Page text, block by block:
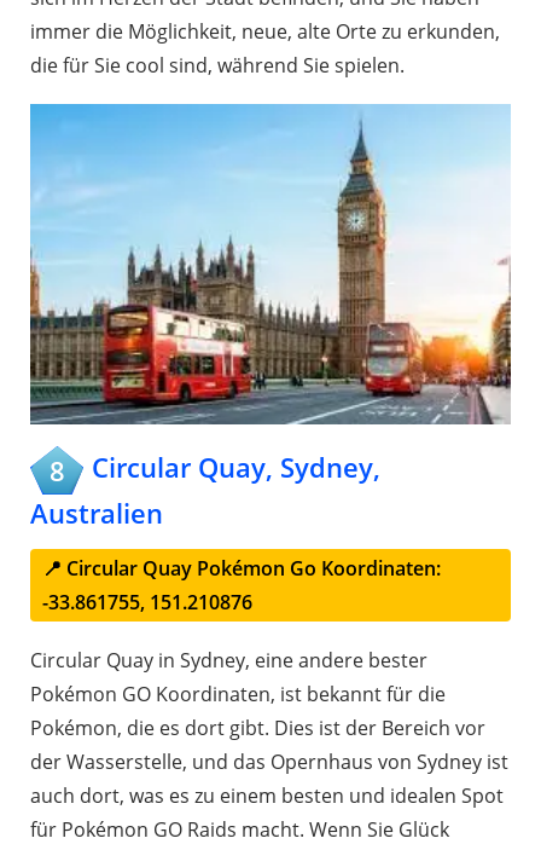
immer die Möglichkeit, neue, alte Orte zu erkunden,
die für Sie cool sind, während Sie spielen.
8
Circular Quay, Sydney,
Australien
📍 Circular Quay Pokémon Go Koordinaten:
-33.861755, 151.210876
Circular Quay in Sydney, eine andere bester
Pokémon GO Koordinaten, ist bekannt für die
Pokémon, die es dort gibt. Dies ist der Bereich vor
der Wasserstelle, und das Opernhaus von Sydney ist
auch dort, was es zu einem besten und idealen Spot
für Pokémon GO Raids macht. Wenn Sie Glück